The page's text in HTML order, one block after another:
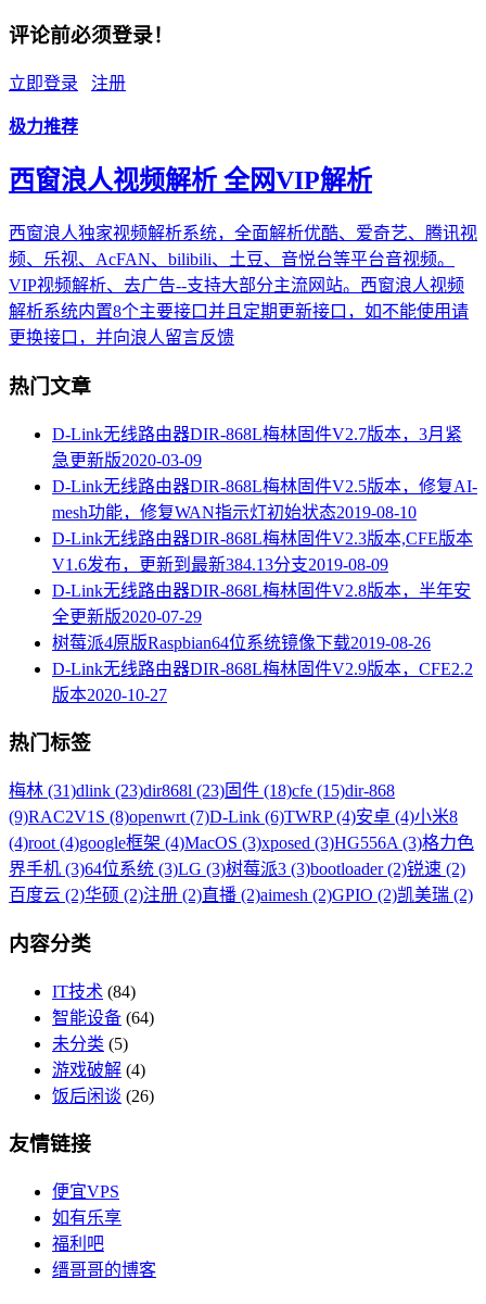
评论前必须登录！
立即登录 注册
极力推荐
西窗浪人视频解析 全网VIP解析
西窗浪人独家视频解析系统，全面解析优酷、爱奇艺、腾讯视
频、乐视、AcFAN、bilibili、土豆、音悦台等平台音视频。
VIP视频解析、去广告--支持大部分主流网站。西窗浪人视频
解析系统内置8个主要接口并且定期更新接口，如不能使用请
更换接口，并向浪人留言反馈
热门文章
D-Link无线路由器DIR-868L梅林固件V2.7版本，3月紧
急更新版2020-03-09
D-Link无线路由器DIR-868L梅林固件V2.5版本，修复AI-
mesh功能，修复WAN指示灯初始状态2019-08-10
D-Link无线路由器DIR-868L梅林固件V2.3版本,CFE版本
V1.6发布，更新到最新384.13分支2019-08-09
D-Link无线路由器DIR-868L梅林固件V2.8版本，半年安
全更新版2020-07-29
树莓派4原版Raspbian64位系统镜像下载2019-08-26
D-Link无线路由器DIR-868L梅林固件V2.9版本，CFE2.2
版本2020-10-27
热门标签
梅林 (31)dlink (23)dir868l (23)固件 (18)cfe (15)dir-868
(9)RAC2V1S (8)openwrt (7)D-Link (6)TWRP (4)安卓 (4)小米8
(4)root (4)google框架 (4)MacOS (3)xposed (3)HG556A (3)格力色
界手机 (3)64位系统 (3)LG (3)树莓派3 (3)bootloader (2)锐速 (2)
百度云 (2)华硕 (2)注册 (2)直播 (2)aimesh (2)GPIO (2)凯美瑞 (2)
内容分类
IT技术 (84)
智能设备 (64)
未分类 (5)
游戏破解 (4)
饭后闲谈 (26)
友情链接
便宜VPS
如有乐享
福利吧
缙哥哥的博客